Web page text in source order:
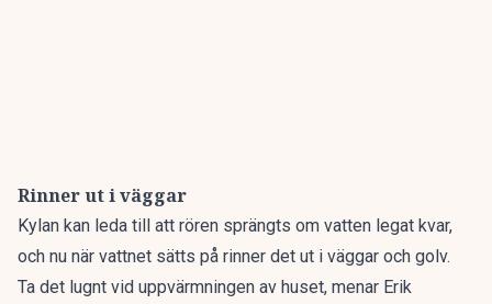
Rinner ut i väggar
Kylan kan leda till att rören sprängts om vatten legat kvar,
och nu när vattnet sätts på rinner det ut i väggar och golv.
Ta det lugnt vid uppvärmningen av huset, menar Erik